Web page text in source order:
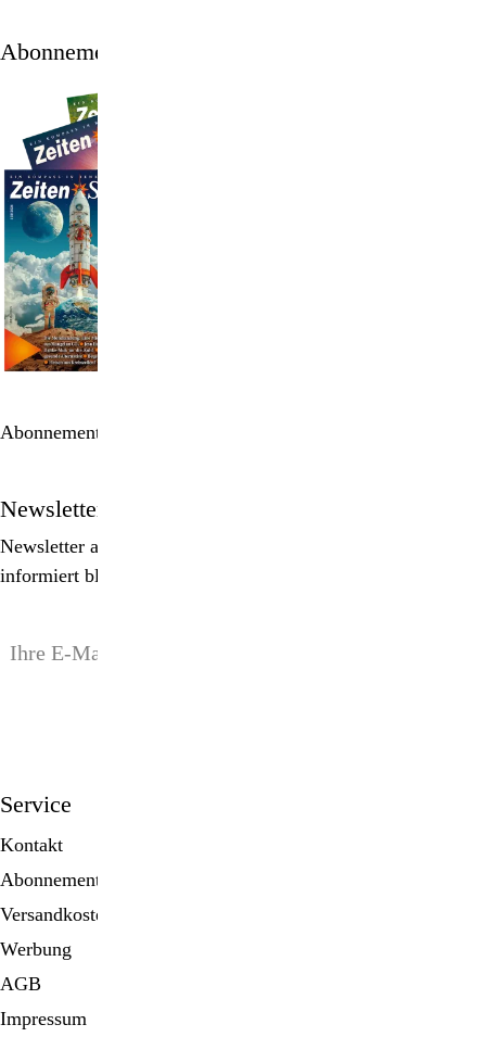
Abonnement
Abonnement bestellen
Newsletter
Newsletter abonnieren, Spezialangebote erhalten und
informiert bleiben!
Service
Kontakt
Abonnement
Versandkosten
Werbung
AGB
Impressum